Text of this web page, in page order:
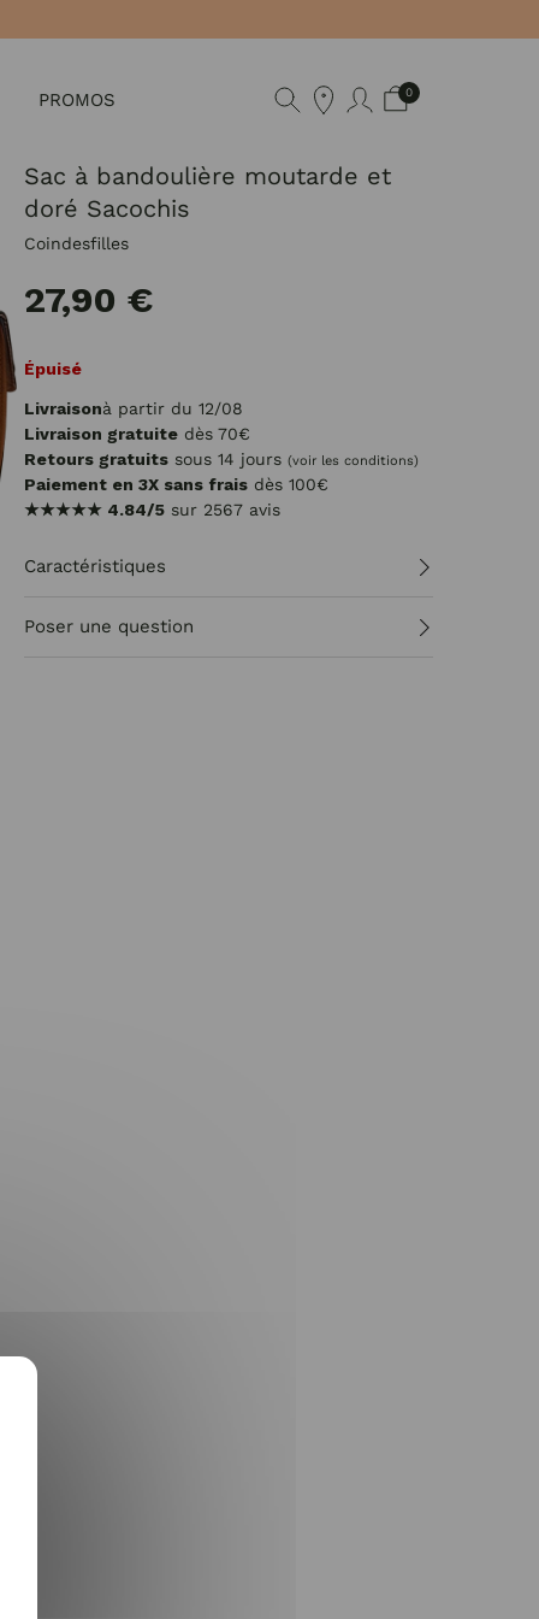
PROMOS 0
Sac à bandoulière moutarde et
doré Sacochis
Coindesfilles
27,90 €
Épuisé
Livraisonà partir du 12/08
Livraison gratuite dès 70€
Retours gratuits sous 14 jours (voir les conditions)
Paiement en 3X sans frais dès 100€
★★★★★ 4.84/5 sur 2567 avis
Caractéristiques
Poser une question